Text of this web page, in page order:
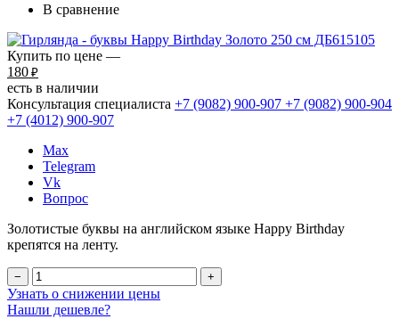
В сравнение
Купить по цене —
180 ₽
есть в наличии
Консультация специалиста +7 (9082) 900-907 +7 (9082) 900-904
+7 (4012) 900-907
Max
Telegram
Vk
Вопрос
Золотистые буквы на английском языке Happy Birthday
крепятся на ленту.
− +
Узнать о снижении цены
Нашли дешевле?